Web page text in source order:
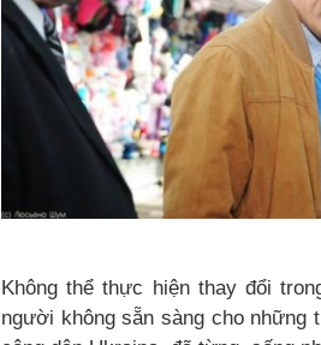
Không thể thực hiện thay đổi
người không sẵn sàng cho những